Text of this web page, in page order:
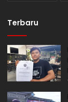
Terbaru